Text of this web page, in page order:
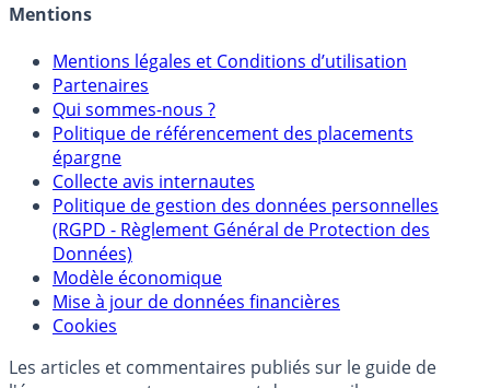
Mentions
Mentions légales et Conditions d’utilisation
Partenaires
Qui sommes-nous ?
Politique de référencement des placements
épargne
Collecte avis internautes
Politique de gestion des données personnelles
(RGPD - Règlement Général de Protection des
Données)
Modèle économique
Mise à jour de données financières
Cookies
Les articles et commentaires publiés sur le guide de